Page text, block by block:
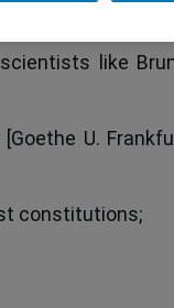
like
U.
constitutions;